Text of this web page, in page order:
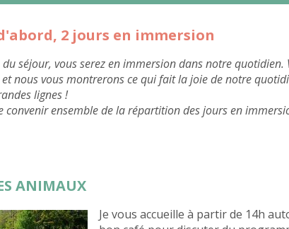
2 jours en immersion
séjour, vous serez en immersion dans notre quotidien.
nous vous montrerons ce qui fait la joie de notre
lignes !
convenir ensemble de la répartition des jours en
ANIMAUX
Je vous accueille à partir de 14h